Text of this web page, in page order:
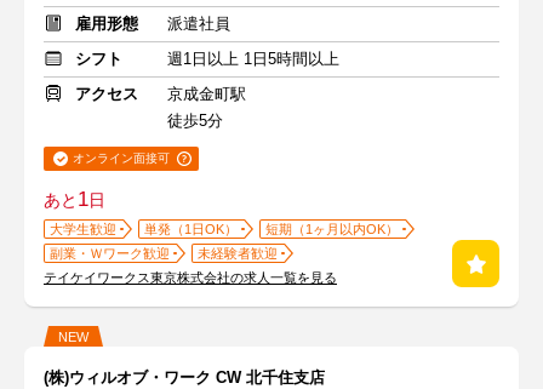
雇用形態
派遣社員
シフト
週1日以上 1日5時間以上
アクセス
京成金町駅
徒歩5分
オンライン面接可
あと 1日
大学生歓迎 単発（1日OK）
短期（1ヶ月以内OK）
副業・Ｗワーク歓迎
未経験者歓迎
テイケイワークス東京株式会社の求人一覧を見る
NEW
(株)ウィルオブ・ワーク CW 北千住支店